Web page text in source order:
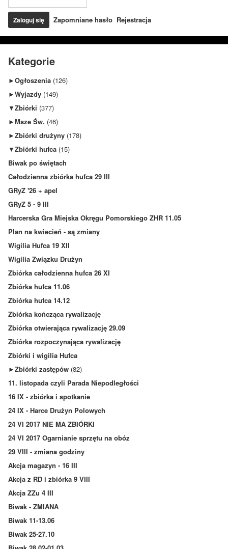
Zapomniane hasło Rejestracja
Kategorie
►Ogłoszenia (126)
►Wyjazdy (149)
▼Zbiórki (377)
►Msze Św. (46)
►Zbiórki drużyny (178)
▼Zbiórki hufca (15)
Biwak po świętach
Całodzienna zbiórka hufca 29 III
GRyZ '26 + apel
GRyZ 5 - 9 III
Harcerska Gra Miejska Okręgu Pomorskiego ZHR 11.05
Plan na kwiecień - są zmiany
Wigilia Hufca 19 XII
Wigilia Związku Drużyn
Zbiórka całodzienna hufca 26 XI
Zbiórka hufca 11.06
Zbiórka hufca 14.12
Zbiórka kończąca rywalizację
Zbiórka otwierająca rywalizację 29.09
Zbiórka rozpoczynająca rywalizację
Zbiórki i wigilia Hufca
►Zbiórki zastępów (82)
11. listopada czyli Parada Niepodległości
16 IX - zbiórka i spotkanie
24 IX - Harce Drużyn Polowych
24 VI 2017 NIE MA ZBIÓRKI
24 VI 2017 Ogarnianie sprzętu na obóz
29 VIII - zmiana godziny
Akcja magazyn - 16 III
Akcja z RD i zbiórka 9 VIII
Akcja ZZu 4 III
Biwak - ZMIANA
Biwak 11-13.06
Biwak 25-27.10